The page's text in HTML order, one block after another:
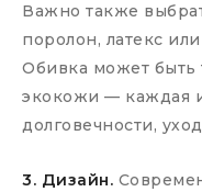
Важно также
поролон, латекс
Обивка может быть
экокожи — каждая
долговечности,
3. Дизайн.